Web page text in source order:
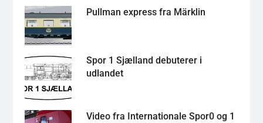
Pullman express fra Märklin
Spor 1 Sjælland debuterer i
udlandet
Video fra Internationale Spor0 og 1